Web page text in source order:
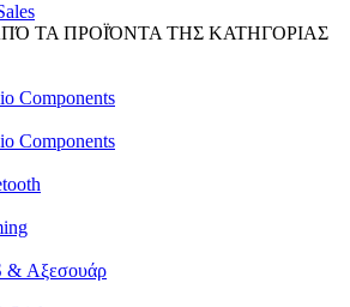
ΤΑ ΠΡΟΪΌΝΤΑ ΤΗΣ ΚΑΤΗΓΟΡΙΑΣ
Components
Components
& Αξεσουάρ